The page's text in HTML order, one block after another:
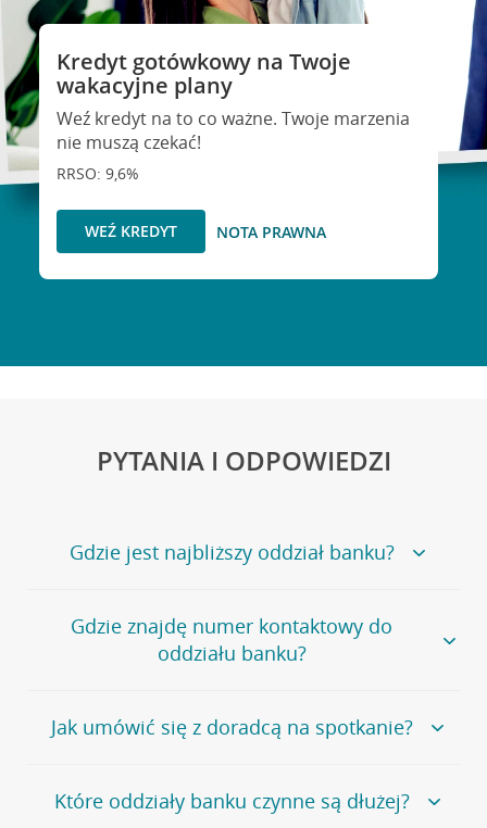
Kredyt gotówkowy na Twoje
wakacyjne plany
Weź kredyt na to co ważne. Twoje marzenia
nie muszą czekać!
RRSO: 9,6%
WEŹ KREDYT NOTA PRAWNA
PYTANIA I ODPOWIEDZI
Gdzie jest najbliższy oddział banku?
Jeśli szukasz oddziału naszego banku, zapraszamy na
stronęPlacówki i bankomaty, na której znajduje się
wygodna wyszukiwarka.
oddziałów
Gdzie znajdę numer kontaktowy do
oddziału banku?
Bank Credit Agricole nie udostępnia ogólnego numeru
telefonu do placówki bankowej.
umówienia się z doradcą w placówce bankowej .
Jak umówić się z doradcą na spotkanie?
Jeśli jesteś już naszym
klientemmożeszsamodzielnieumówić się na spotkanie z
Które oddziały banku czynne są dłużej?